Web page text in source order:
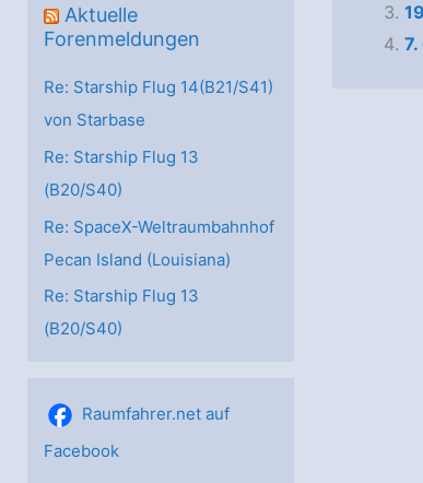
Aktuelle
Forenmeldungen
Re: Starship Flug 14(B21/S41)
von Starbase
Re: Starship Flug 13
(B20/S40)
Re: SpaceX-Weltraumbahnhof
Pecan Island (Louisiana)
Re: Starship Flug 13
(B20/S40)
Raumfahrer.net auf
Facebook